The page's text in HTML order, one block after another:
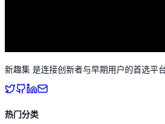
新趣集 是连接创新者与早期用户的首选平
热门分类